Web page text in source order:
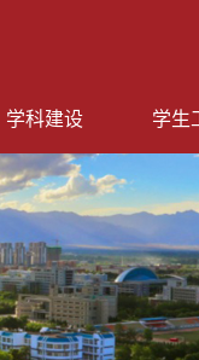
学科建设 学生